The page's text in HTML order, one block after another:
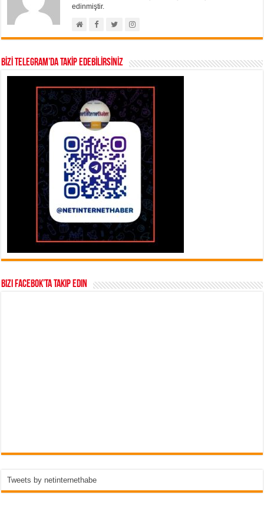
edinmiştir.
BİZİ TELEGRAM’DA TAKİP EDEBİLİRSİNİZ
Bizi Facebok’ta takip edin
Tweets by netinternethabe